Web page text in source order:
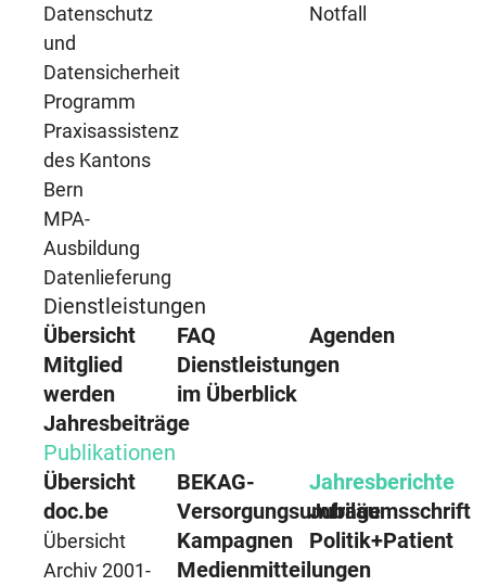
Datenschutz
und
Datensicherheit
Programm
Praxisassistenz
des Kantons
Bern
MPA-
Ausbildung
Datenlieferung
Notfall
Dienstleistungen
Übersicht
Mitglied
werden
Jahresbeiträge
FAQ
Dienstleistungen
im Überblick
Agenden
Publikationen
Übersicht
doc.be
Übersicht
Archiv 2001-
BEKAG-
Versorgungsumfrage
Kampagnen
Medienmitteilungen
Jahresberichte
Jubiläumsschrift
Politik+Patient